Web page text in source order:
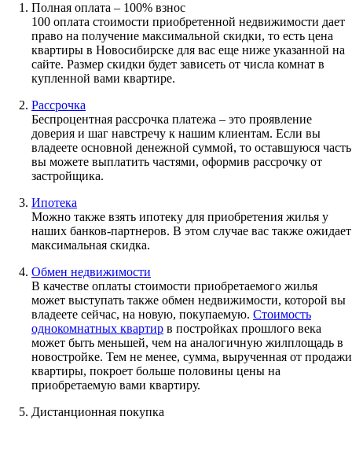
Полная оплата – 100% взнос
100 оплата стоимости приобретенной недвижимости дает
право на получение максимальной скидки, то есть цена
квартиры в Новосибирске для вас еще ниже указанной на
сайте. Размер скидки будет зависеть от числа комнат в
купленной вами квартире.
Рассрочка
Беспроцентная рассрочка платежа – это проявление
доверия и шаг навстречу к нашим клиентам. Если вы
владеете основной денежной суммой, то оставшуюся часть
вы можете выплатить частями, оформив рассрочку от
застройщика.
Ипотека
Можно также взять ипотеку для приобретения жилья у
наших банков-партнеров. В этом случае вас также ожидает
максимальная скидка.
Обмен недвижимости
В качестве оплаты стоимости приобретаемого жилья
может выступать также обмен недвижимости, которой вы
владеете сейчас, на новую, покупаемую. Стоимость
однокомнатных квартир в постройках прошлого века
может быть меньшей, чем на аналогичную жилплощадь в
новостройке. Тем не менее, сумма, вырученная от продажи
квартиры, покроет больше половины цены на
приобретаемую вами квартиру.
Дистанционная покупка